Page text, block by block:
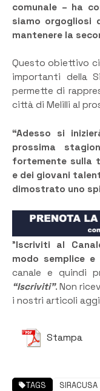
comunale – ha
siamo orgogliosi
mantenere la
Questo obiettivo ci
importanti della
permette di
città di Melilli al
“Adesso si
prossima
fortemente sulla
e dei giovani
dimostrato uno
”Iscriviti al
modo semplice e
canale e quindi
“Iscriviti”. Non
i nostri articoli
Stampa
TAGS SIRACUSA